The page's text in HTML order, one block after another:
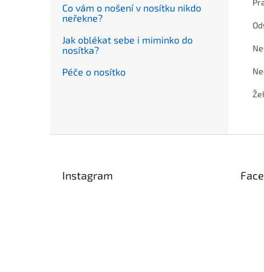
Co vám o nošení v nosítku nikdo
neřekne?
Jak oblékat sebe i miminko do
nosítka?
Péče o nosítko
Instagram